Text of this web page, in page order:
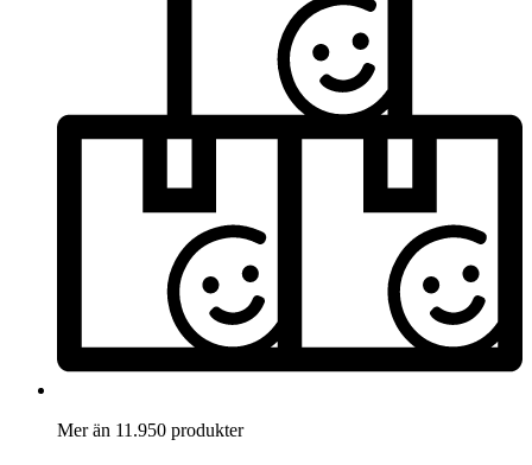
Mer än 11.950 produkter